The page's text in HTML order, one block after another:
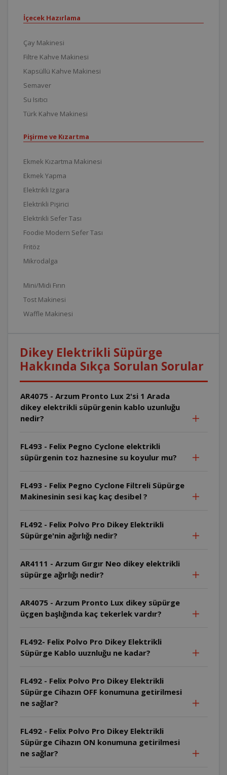
İçecek Hazırlama
Çay Makinesi
Filtre Kahve Makinesi
Kapsüllü Kahve Makinesi
Semaver
Su Isıtıcı
Türk Kahve Makinesi
Pişirme ve Kızartma
Ekmek Kızartma Makinesi
Ekmek Yapma
Elektrikli Izgara
Elektrikli Pişirici
Elektrikli Sefer Tası
Foodie Modern Sefer Tası
Fritöz
Mikrodalga
Mini/Midi Fırın
Tost Makinesi
Waffle Makinesi
Dikey Elektrikli Süpürge
Hakkında Sıkça Sorulan Sorular
AR4075 - Arzum Pronto Lux 2'si 1 Arada
dikey elektrikli süpürgenin kablo uzunluğu
nedir?
FL493 - Felix Pegno Cyclone elektrikli
süpürgenin toz haznesine su koyulur mu?
FL493 - Felix Pegno Cyclone Filtreli Süpürge
Makinesinin sesi kaç kaç desibel ?
FL492 - Felix Polvo Pro Dikey Elektrikli
Süpürge'nin ağırlığı nedir?
AR4111 - Arzum Gırgır Neo dikey elektrikli
süpürge ağırlığı nedir?
AR4075 - Arzum Pronto Lux dikey süpürge
üçgen başlığında kaç tekerlek vardır?
FL492- Felix Polvo Pro Dikey Elektrikli
Süpürge Kablo uuznluğu ne kadar?
FL492 - Felix Polvo Pro Dikey Elektrikli
Süpürge Cihazın OFF konumuna getirilmesi
ne sağlar?
FL492 - Felix Polvo Pro Dikey Elektrikli
Süpürge Cihazın ON konumuna getirilmesi
ne sağlar?